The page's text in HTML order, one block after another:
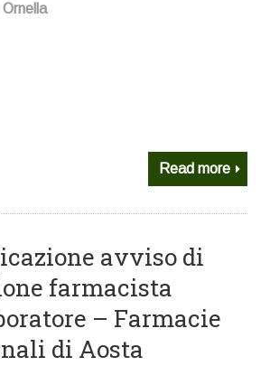
Ornella
Read more
avviso di
farmacista
– Farmacie
di Aosta